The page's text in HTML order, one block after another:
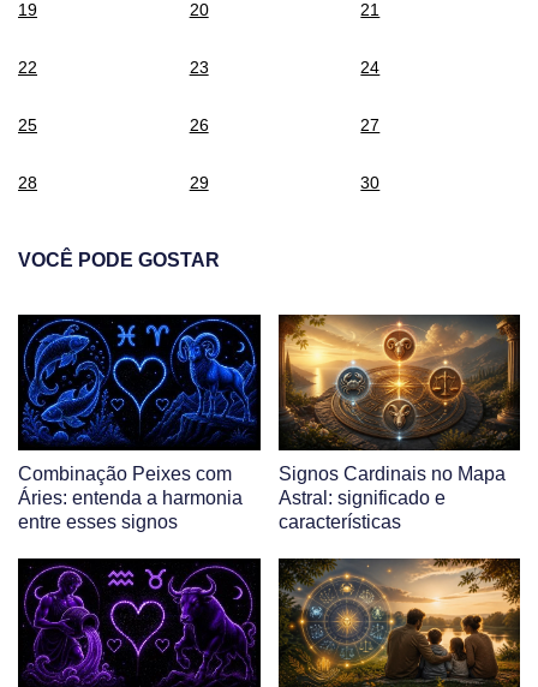
19 20 21
22 23 24
25 26 27
28 29 30
VOCÊ PODE GOSTAR
Combinação Peixes com
Áries: entenda a harmonia
entre esses signos
Signos Cardinais no Mapa
Astral: significado e
características